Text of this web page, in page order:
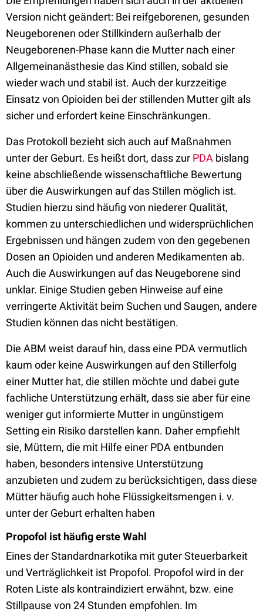
Version nicht geändert: Bei reifgeborenen, gesunden
Neugeborenen oder Stillkindern außerhalb der
Neugeborenen-Phase kann die Mutter nach einer
Allgemeinanästhesie das Kind stillen, sobald sie
wieder wach und stabil ist. Auch der kurzzeitige
Einsatz von Opioiden bei der stillenden Mutter gilt als
sicher und erfordert keine Einschränkungen.
Das Protokoll bezieht sich auch auf Maßnahmen
unter der Geburt. Es heißt dort, dass zur PDA bislang
keine abschließende wissenschaftliche Bewertung
über die Auswirkungen auf das Stillen möglich ist.
Studien hierzu sind häufig von niederer Qualität,
kommen zu unterschiedlichen und widersprüchlichen
Ergebnissen und hängen zudem von den gegebenen
Dosen an Opioiden und anderen Medikamenten ab.
Auch die Auswirkungen auf das Neugeborene sind
unklar. Einige Studien geben Hinweise auf eine
verringerte Aktivität beim Suchen und Saugen, andere
Studien können das nicht bestätigen.
Die ABM weist darauf hin, dass eine PDA vermutlich
kaum oder keine Auswirkungen auf den Stillerfolg
einer Mutter hat, die stillen möchte und dabei gute
fachliche Unterstützung erhält, dass sie aber für eine
weniger gut informierte Mutter in ungünstigem
Setting ein Risiko darstellen kann. Daher empfiehlt
sie, Müttern, die mit Hilfe einer PDA entbunden
haben, besonders intensive Unterstützung
anzubieten und zudem zu berücksichtigen, dass diese
Mütter häufig auch hohe Flüssigkeitsmengen i. v.
unter der Geburt erhalten haben
Propofol ist häufig erste Wahl
Eines der Standardnarkotika mit guter Steuerbarkeit
und Verträglichkeit ist Propofol. Propofol wird in der
Roten Liste als kontraindiziert erwähnt, bzw. eine
Stillpause von 24 Stunden empfohlen. Im